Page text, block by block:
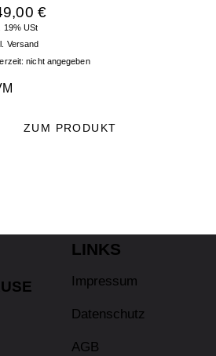
€
19% USt
Versand
nicht angegeben
ZUM PRODUKT
LINKS
Impressum
Datenschutz
AGB